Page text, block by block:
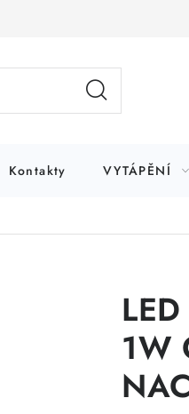
Kontakty VYTÁPĚNÍ
1W